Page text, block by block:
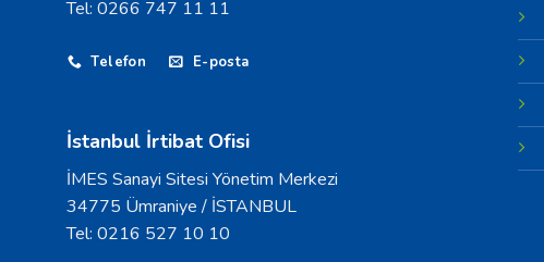
Tel: 0266 747 11 11
Telefon E-posta
İstanbul İrtibat Ofisi
İMES Sanayi Sitesi Yönetim Merkezi
34775 Ümraniye / İSTANBUL
Tel: 0216 527 10 10